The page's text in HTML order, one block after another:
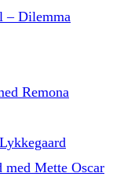
– Dilemma
Remona
Mette Oscar